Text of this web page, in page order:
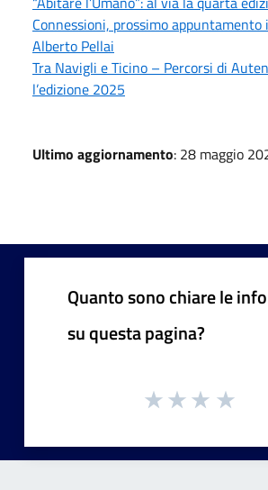
Connessioni, prossimo
Alberto Pellai
Tra Navigli e Ticino – Percorsi di
l’edizione 2025
Ultimo aggiornamento: 28 maggio
Quanto sono chiare le
su questa pagina?